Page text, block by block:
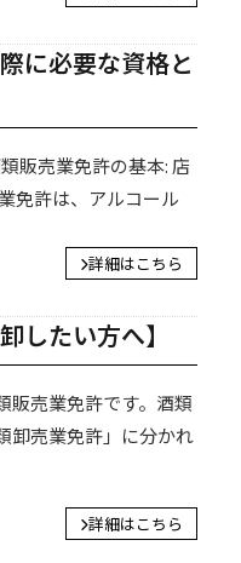
に必要な資格と
販売業免許の基本: 店
免許は、アルコール
詳細はこちら
したい方へ】
販売業免許です。酒類
卸売業免許」に分かれ
詳細はこちら
応いたします。
る